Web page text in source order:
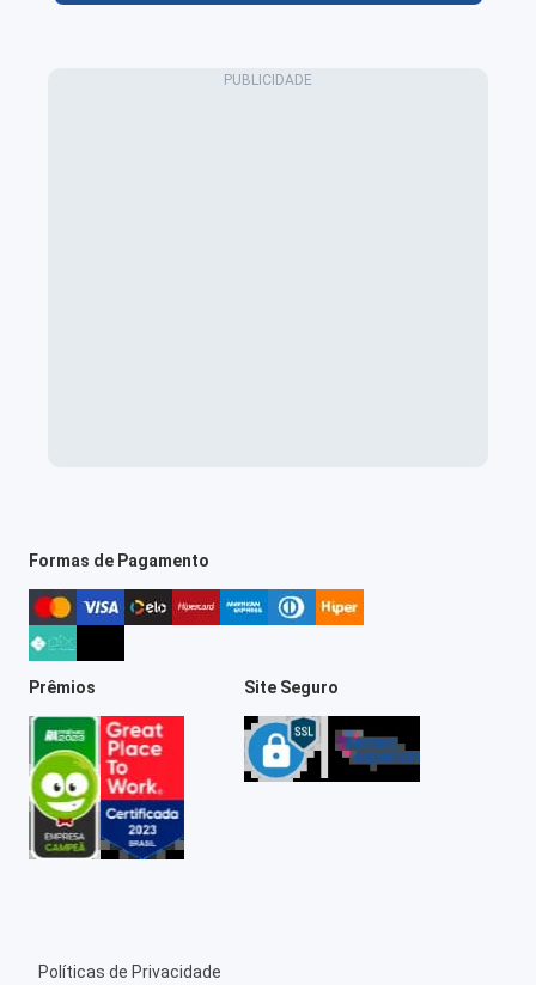
Formas de Pagamento
Prêmios Site Seguro
Políticas de Privacidade